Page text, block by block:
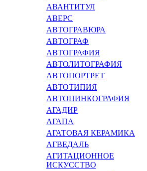
АВАНТИТУЛ
АВЕРС
АВТОГРАВЮРА
АВТОГРАФ
АВТОГРАФИЯ
АВТОЛИТОГРАФИЯ
АВТОПОРТРЕТ
АВТОТИПИЯ
АВТОЦИНКОГРАФИЯ
АГАДИР
АГАПА
АГАТОВАЯ КЕРАМИКА
АГВЕДАЛЬ
АГИТАЦИОННОЕ
ИСКУССТВО